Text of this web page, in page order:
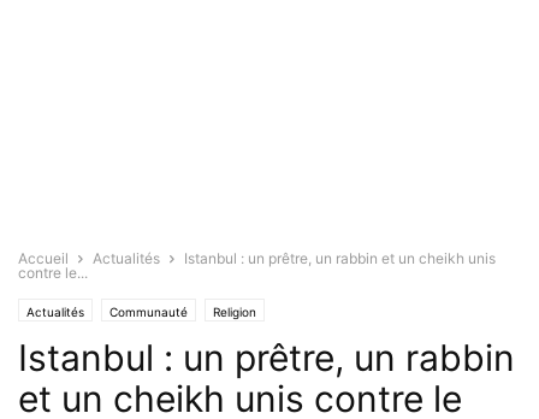
Accueil Actualités
Istanbul : un prêtre, un rabbin et un cheikh unis
contre le...
Actualités Communauté Religion
Istanbul : un prêtre, un rabbin
et un cheikh unis contre le